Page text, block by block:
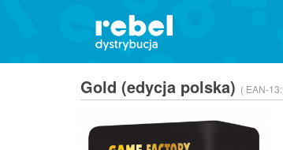
Gold (edycja polska) ( EAN-13: